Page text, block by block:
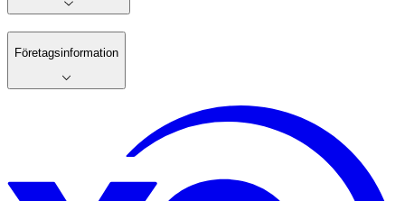
Företagsinformation